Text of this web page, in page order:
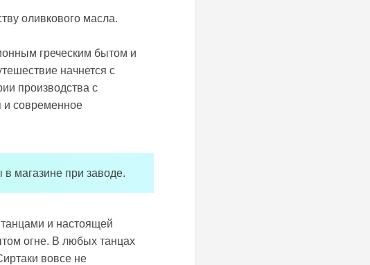
оливкового масла.
греческим бытом и
начнется с
производства с
и современное
магазине при заводе.
и настоящей
огне. В любых танцах
вовсе не